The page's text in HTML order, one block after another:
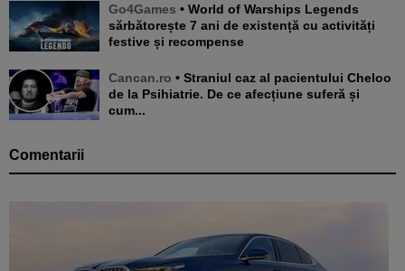
Go4Games • World of Warships Legends
sărbătorește 7 ani de existență cu activități
festive și recompense
Cancan.ro • Straniul caz al pacientului Cheloo
de la Psihiatrie. De ce afecțiune suferă și
cum...
Comentarii